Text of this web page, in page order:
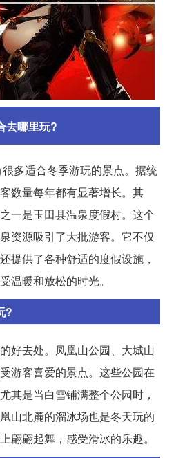
去哪里玩?
多适合冬季游玩的景点。据统
数量每年都有显著增长。其
一是玉田县温泉度假村。这个
资源吸引了大批游客。它不仅
提供了各种舒适的度假设施，
温暖和放松的时光。
?
好去处。凤凰山公园、大城山
游客喜爱的景点。这些公园在
其是当白雪铺满整个公园时，
山北麓的溜冰场也是冬天玩的
翩翩起舞，感受滑冰的乐趣。